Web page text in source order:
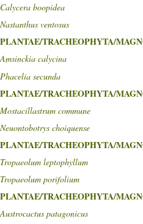
Calycera boopidea
Nastanthus ventosus
PLANTAE/TRACHEOPHYTA/
Amsinckia calycina
Phacelia secunda
PLANTAE/TRACHEOPHYTA/
Mostacillastrum commune
Neuontobotrys choiquense
PLANTAE/TRACHEOPHYTA/
Tropaeolum leptophyllum
Tropaeolum porifolium
PLANTAE/TRACHEOPHYTA/
Austrocactus patagonicus